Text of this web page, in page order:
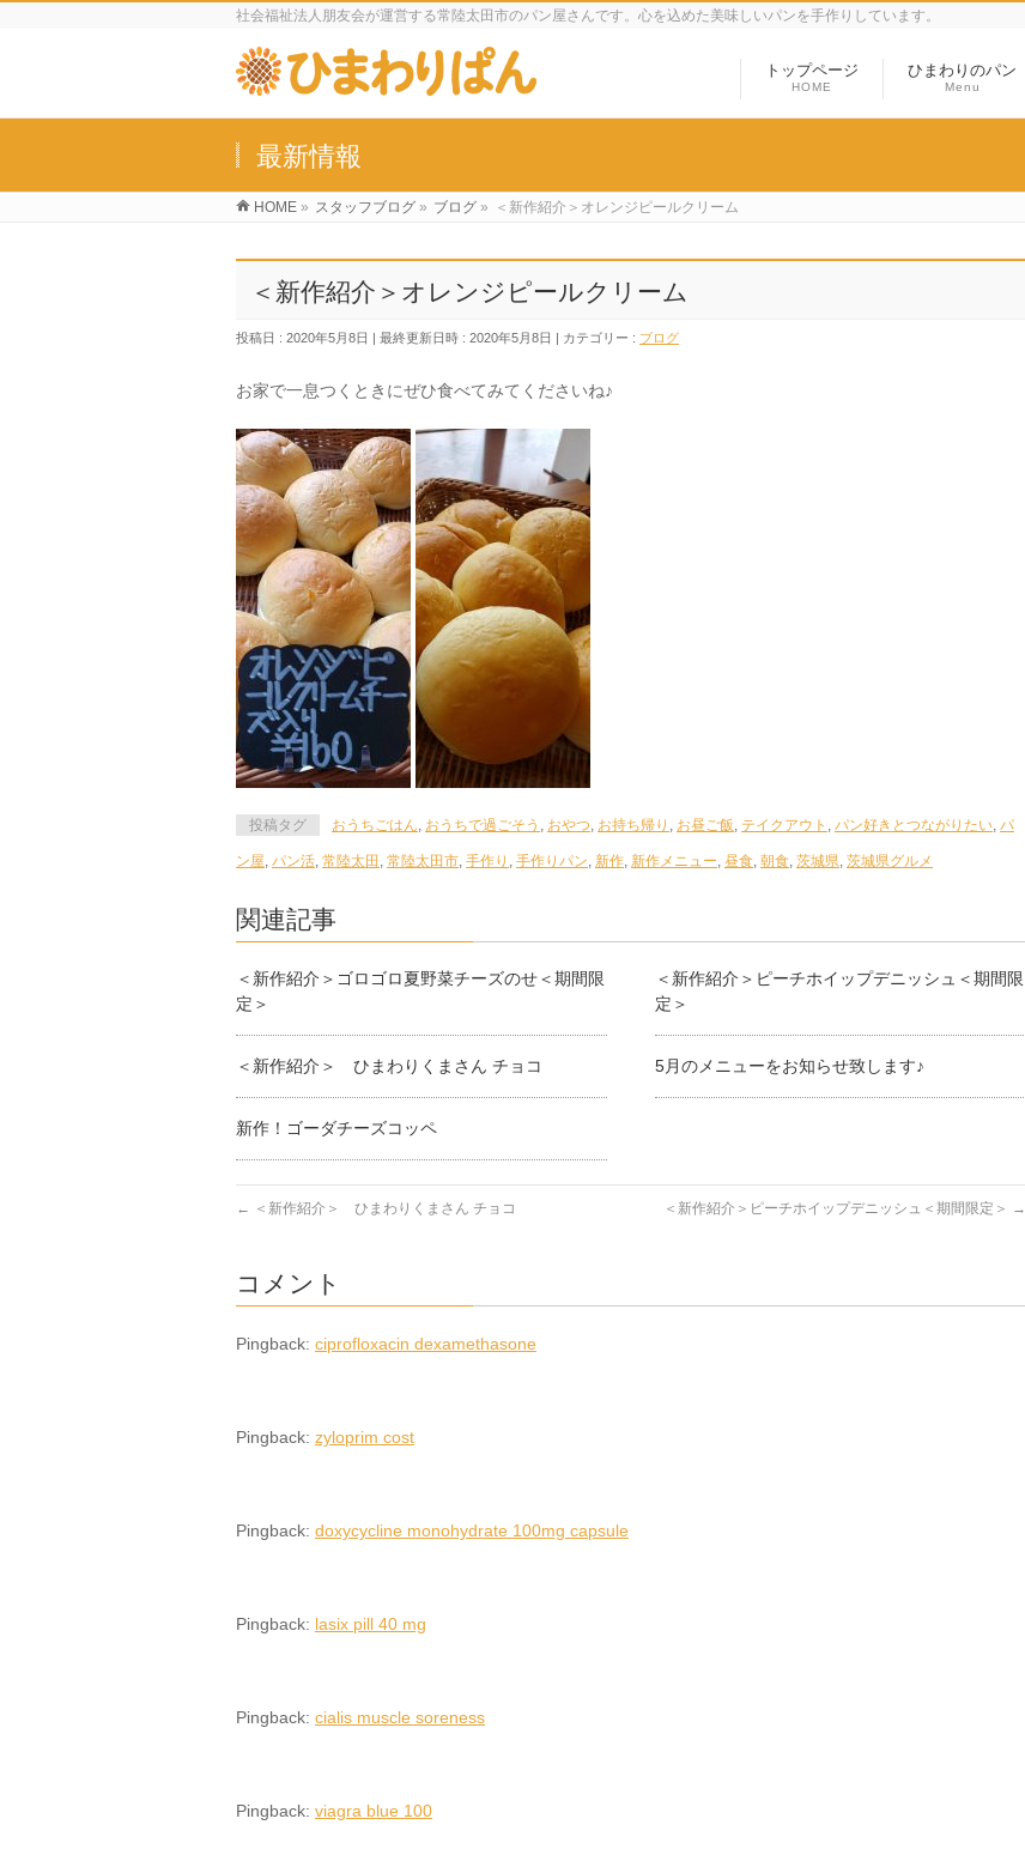
社会福祉法人朋友会が運営する常陸太田市のパン屋さんです。心を込めた美味しいパンを手作りしています。
トップページ
HOME
ひまわりのパン
Menu
最新情報
HOME » スタッフブログ » ブログ » ＜新作紹介＞オレンジピールクリーム
＜新作紹介＞オレンジピールクリーム
投稿日 : 2020年5月8日 最終更新日時 : 2020年5月8日 カテゴリー : ブログ
お家で一息つくときにぜひ食べてみてくださいね♪
投稿タグ おうちごはん, おうちで過ごそう , おやつ, お持ち帰り , お昼ご飯, テイクアウト , パン好きとつながりたい, パ
ン屋, パン活, 常陸太田 , 常陸太田市, 手作り , 手作りパン, 新作, 新作メニュー, 昼食, 朝食, 茨城県, 茨城県グルメ
関連記事
＜新作紹介＞ゴロゴロ夏野菜チーズのせ＜期間限
定＞
＜新作紹介＞ピーチホイップデニッシュ＜期間限
定＞
＜新作紹介＞ ひまわりくまさん チョコ 5月のメニューをお知らせ致します♪
新作！ゴーダチーズコッペ
← ＜新作紹介＞ ひまわりくまさん チョコ ＜新作紹介＞ピーチホイップデニッシュ＜期間限定＞ →
コメント
Pingback: ciprofloxacin dexamethasone
Pingback: zyloprim cost
Pingback: doxycycline monohydrate 100mg capsule
Pingback: lasix pill 40 mg
Pingback: cialis muscle soreness
Pingback: viagra blue 100